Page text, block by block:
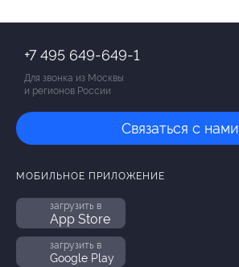
+7 495 649-649-1
Для звонка из Москвы
и регионов России
Связаться с нами
МОБИЛЬНОЕ ПРИЛОЖЕНИЕ
загрузить в
App Store
загрузить в
Google Play